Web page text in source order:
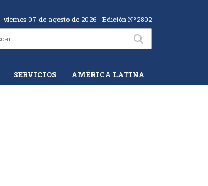
viernes 07 de agosto de 2026 - Edición Nº2802
SERVICIOS AMÉRICA LATINA